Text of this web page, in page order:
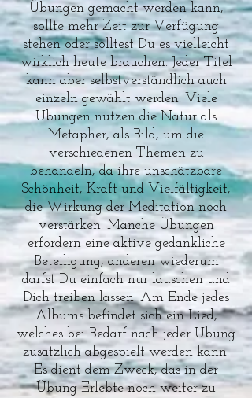
Übungen gemacht werden kann,
sollte mehr Zeit zur Verfügung
stehen oder solltest Du es vielleicht
wirklich heute brauchen. Jeder Titel
kann aber selbstverständlich auch
einzeln gewählt werden. Viele
Übungen nutzen die Natur als
Metapher, als Bild, um die
verschiedenen Themen zu
behandeln, da ihre unschätzbare
Schönheit, Kraft und Vielfältigkeit,
die Wirkung der Meditation noch
verstärken. Manche Übungen
erfordern eine aktive gedankliche
Beteiligung, anderen wiederum
darfst Du einfach nur lauschen und
Dich treiben lassen. Am Ende jedes
Albums befindet sich ein Lied,
welches bei Bedarf nach jeder Übung
zusätzlich abgespielt werden kann.
Es dient dem Zweck, das in der
Übung Erlebte noch weiter zu